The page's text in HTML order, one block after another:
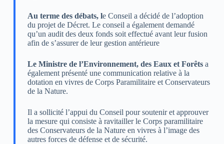
Au terme des débats, le Conseil a décidé de l’adoption
du projet de Décret. Le conseil a également demandé
qu’un audit des deux fonds soit effectué avant leur fusion
afin de s’assurer de leur gestion antérieure
Le Ministre de l’Environnement, des Eaux et Forêts a
également présenté une communication relative à la
dotation en vivres de Corps Paramilitaire et Conservateurs
de la Nature.
Il a sollicité l’appui du Conseil pour soutenir et approuver
la mesure qui consiste à ravitailler le Corps paramilitaire
des Conservateurs de la Nature en vivres à l’image des
autres forces de défense et de sécurité.